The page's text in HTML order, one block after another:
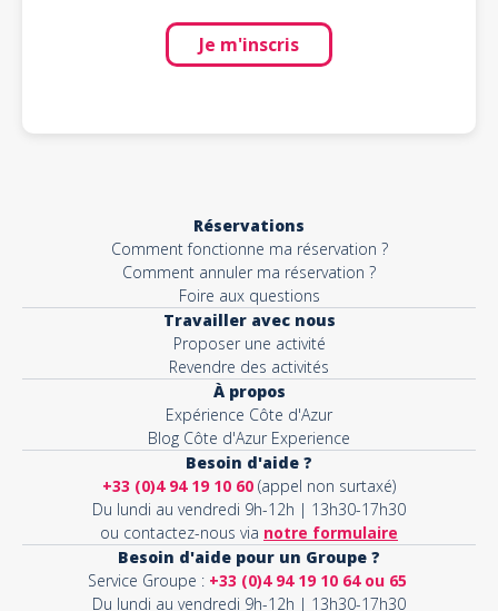
Je m'inscris
Réservations
Comment fonctionne ma réservation ?
Comment annuler ma réservation ?
Foire aux questions
Travailler avec nous
Proposer une activité
Revendre des activités
À propos
Expérience Côte d'Azur
Blog Côte d'Azur Experience
Besoin d'aide ?
+33 (0)4 94 19 10 60 (appel non surtaxé)
Du lundi au vendredi 9h-12h | 13h30-17h30
ou contactez-nous via notre formulaire
Besoin d'aide pour un Groupe ?
Service Groupe : +33 (0)4 94 19 10 64 ou 65
Du lundi au vendredi 9h-12h | 13h30-17h30